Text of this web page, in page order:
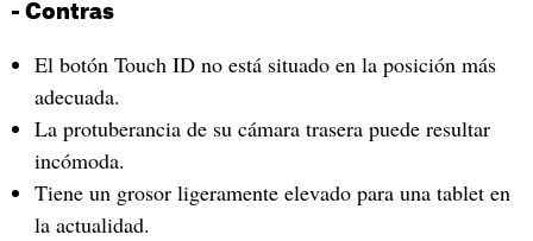
- Contras
El botón Touch ID no está situado en la posición más
adecuada.
La protuberancia de su cámara trasera puede resultar
incómoda.
Tiene un grosor ligeramente elevado para una tablet en
la actualidad.